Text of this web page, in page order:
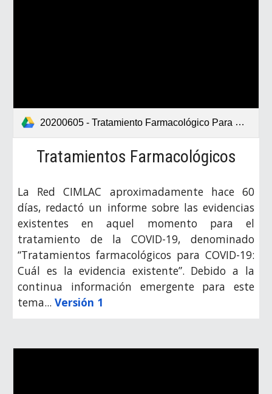
20200605 - Tratamiento Farmacológico Para Covid-19 P2.pdf
Tratamientos Farmacológicos
La Red CIMLAC aproximadamente hace 60
días, redactó un informe sobre las evidencias
existentes en aquel momento para el
tratamiento de la COVID-19, denominado
“Tratamientos farmacológicos para COVID-19:
Cuál es la evidencia existente”. Debido a la
continua información emergente para este
tema...Versión 1